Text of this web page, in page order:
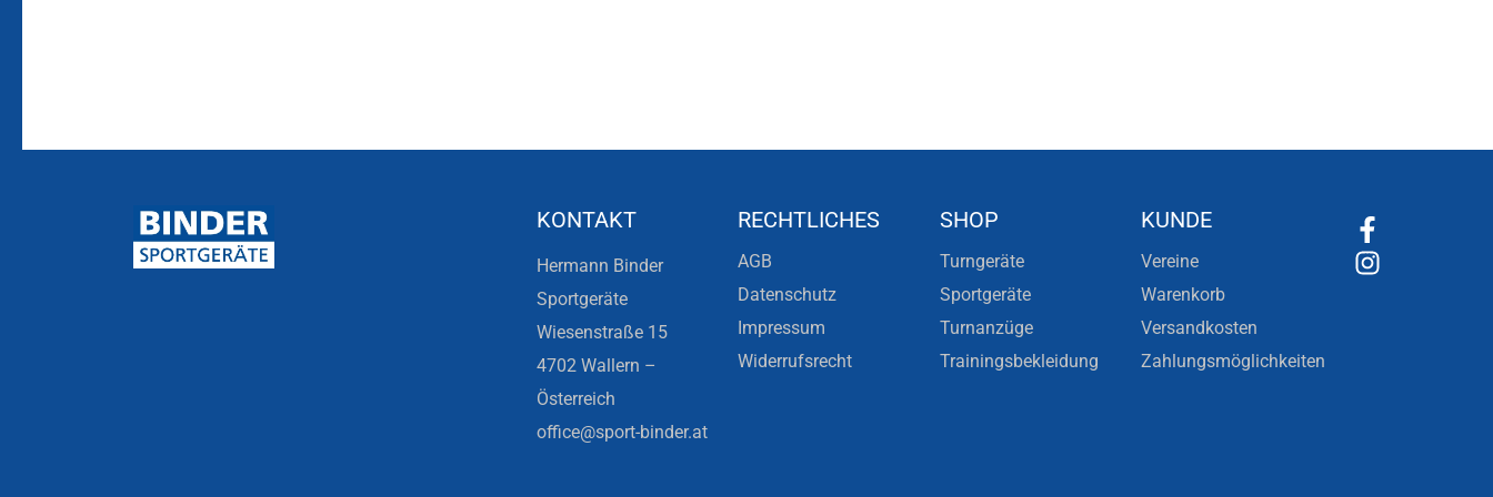
KONTAKT
Hermann Binder
Sportgeräte
Wiesenstraße 15
4702 Wallern –
Österreich
office@sport-binder.at
RECHTLICHES
AGB
Datenschutz
Impressum
Widerrufsrecht
SHOP
Turngeräte
Sportgeräte
Turnanzüge
Trainingsbekleidung
KUNDE
Vereine
Warenkorb
Versandkosten
Zahlungsmöglichkeiten